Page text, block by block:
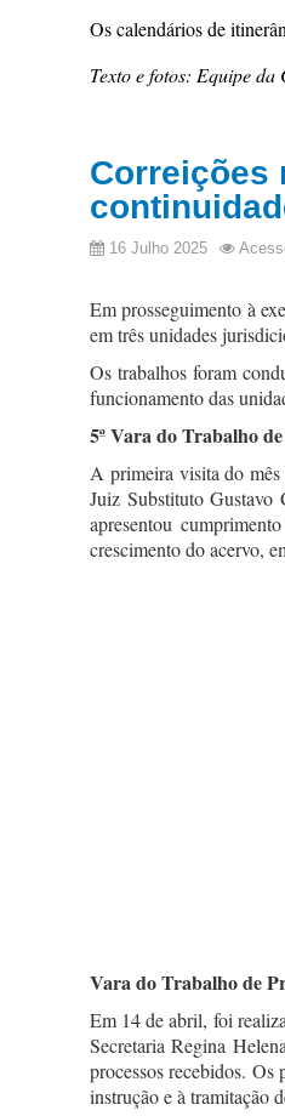
Os calendários de
Texto e fotos: Equipe
Correições
16 Julho 2025
Em prosseguimento à
em três unidades
Os trabalhos foram
funcionamento das
5ª Vara do Trabalho
A primeira visita do
Juiz Substituto
apresentou
crescimento do acervo,
Vara do Trabalho de
Em 14 de abril, foi
Secretaria Regina
processos recebidos. Os
instrução e à tramitação